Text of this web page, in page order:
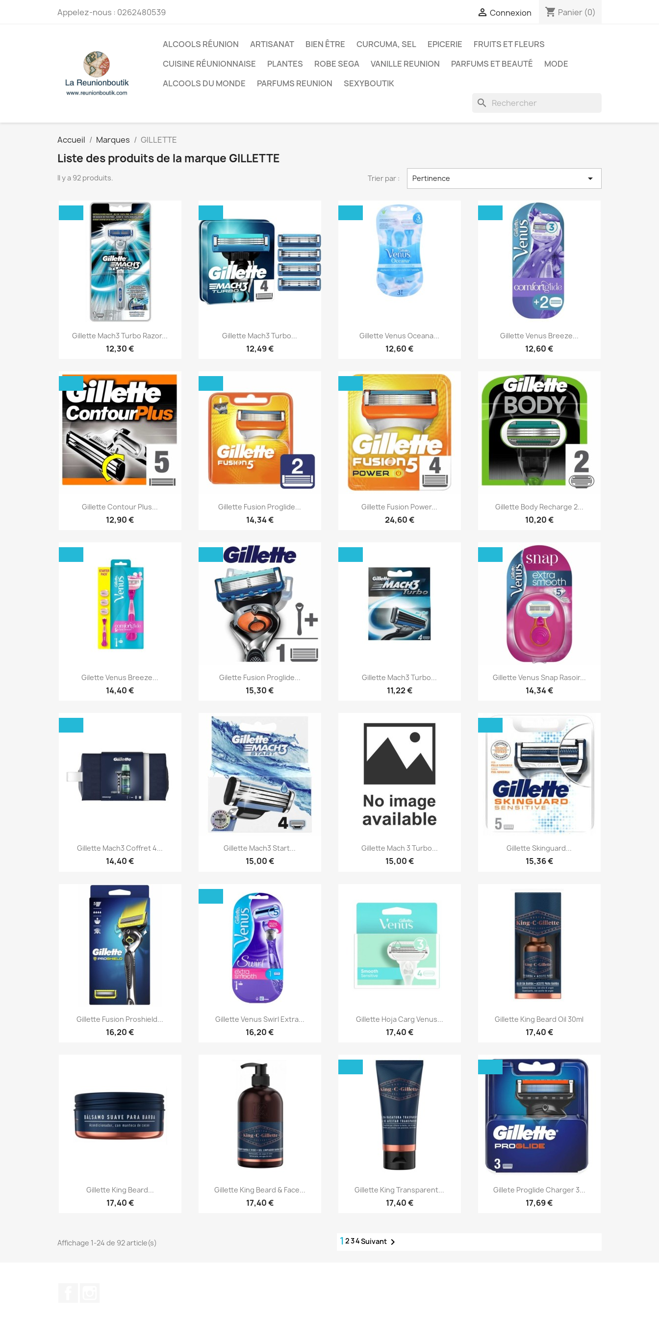
Appelez-nous : 0262480539  Connexion shopping_cart Panier (0)
ALCOOLS RÉUNION ARTISANAT BIEN ÊTRE CURCUMA, SEL EPICERIE
FRUITS ET FLEURS
CUISINE RÉUNIONNAISE
PLANTES ROBE SEGA VANILLE REUNION PARFUMS ET BEAUTÉ
MODE
ALCOOLS DU MONDE
PARFUMS REUNION SEXYBOUTIK
search
Accueil Marques GILLETTE
Liste des produits de la marque GILLETTE
Il y a 92 produits. Trier par : Pertinence 
 Aperçu rapide
Gillette Mach3 Turbo Razor...
12,30 €
Aperçu rapide
Gillette Mach3 Turbo...
12,49 €
Aperçu rapide
Gillette Venus Oceana...
12,60 €
Aperçu rapide
Gillette Venus Breeze...
12,60 €
Aperçu rapide
Gillette Contour Plus...
12,90 €
Aperçu rapide
Gillette Fusion Proglide...
14,34 €
Aperçu rapide
Gillette Fusion Power...
24,60 €
Aperçu rapide
Gillette Body Recharge 2...
10,20 €
Aperçu rapide
Gilette Venus Breeze...
14,40 €
Aperçu rapide
Gilette Fusion Proglide...
15,30 €
Aperçu rapide
Gillette Mach3 Turbo...
11,22 €
Aperçu rapide
Gillette Venus Snap Rasoir...
14,34 €
Aperçu rapide
Gillette Mach3 Coffret 4...
14,40 €
Aperçu rapide
Gillette Mach3 Start...
15,00 €
Aperçu rapide
Gillette Mach 3 Turbo...
15,00 €
Aperçu rapide
Gillette Skinguard...
15,36 €
Aperçu rapide
Gillette Fusion Proshield...
16,20 €
Aperçu rapide
Gillette Venus Swirl Extra...
16,20 €
Aperçu rapide
Gillette Hoja Carg Venus...
17,40 €
Aperçu rapide
Gillette King Beard Oil 30ml
17,40 €
Aperçu rapide
Gillette King Beard...
17,40 €
 Aperçu rapide
Gillette King Beard & Face...
17,40 €
Aperçu rapide
Gillette King Transparent...
17,40 €
Aperçu rapide
Gillete Proglide Charger 3...
17,69 €
Affichage 1-24 de 92 article(s) 1 234Suivant